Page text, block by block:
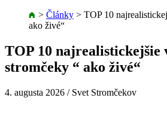
> Články > TOP 10
ako živé“
TOP 10 najrealistickejšie
stromčeky “ ako živé“
4. augusta 2026 / Svet Stromčekov